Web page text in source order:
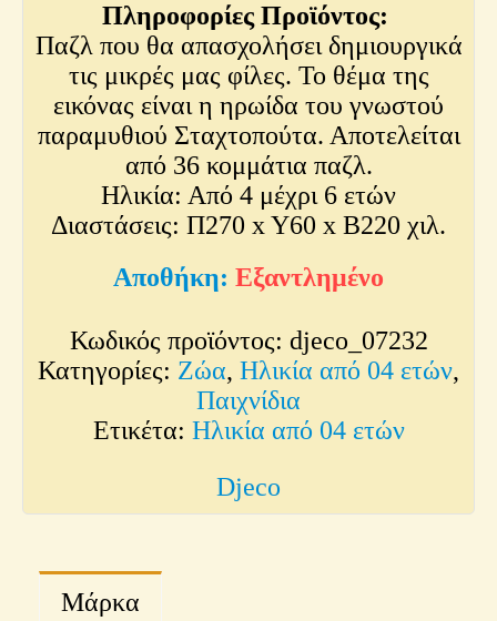
Πληροφορίες Προϊόντος:
Παζλ που θα απασχολήσει δημιουργικά
τις μικρές μας φίλες. Το θέμα της
εικόνας είναι η ηρωίδα του γνωστού
παραμυθιού Σταχτοπούτα. Αποτελείται
από 36 κομμάτια παζλ.
Ηλικία: Από 4 μέχρι 6 ετών
Διαστάσεις: Π270 x Y60 x Β220 χιλ.
Εξαντλημένο
Κωδικός προϊόντος: djeco_07232
Κατηγορίες: Ζώα, Ηλικία από 04 ετών,
Παιχνίδια
Ετικέτα: Ηλικία από 04 ετών
Djeco
Μάρκα